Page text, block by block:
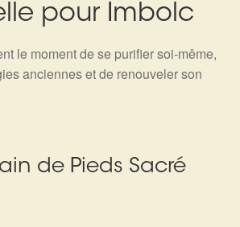
pour Imbolc
le moment de se purifier soi-même,
anciennes et de renouveler son
de Pieds Sacré